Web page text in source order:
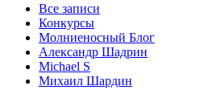
Все записи
Конкурсы
Молниеносный Блог
Александр Шадрин
Michael S
Михаил Шардин